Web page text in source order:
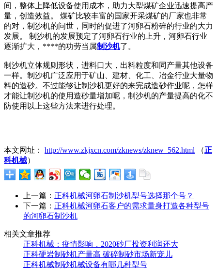
间，整体上降低设备使用成本，助力大型煤矿企业迅速提高产
量，创造效益。 煤矿比较丰富的国家开采煤矿的厂家也非常
的对，制沙机的问世，同时的促进了河卵石粉碎的行业的大力
发展。 制沙机的发展预定了河卵石行业的上升，河卵石行业
逐渐扩大，****的功劳当属制沙机了。
制沙机立体规则形状，进料口大，出料粒度和同产量其他设备
一样。制沙机广泛应用于矿山、建材、化工、冶金行业大量物
料的造砂。不过能够让制沙机更好的来完成造砂作业呢，怎样
才能让制沙机的使用造砂量增加呢，制沙机的产量提高的化不
防使用以上这些方法来进行处理。
本文网址： http://www.zkjxcn.com/zknews/zknew_562.html （正
科机械）
上一篇： 正科机械河卵石制沙机型号选择那个号？
下一篇： 正科机械河卵石客户的需求量身打造各种型号
的河卵石制沙机
相关文章推荐
正科机械：疫情影响，2020砂厂投资利润还大
正科硬岩制砂机产量高 破碎制砂市场新宠儿
正科机械制砂机械设备有哪几种型号